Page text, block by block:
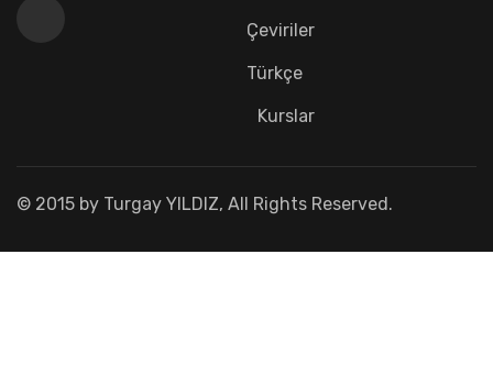
Çeviriler
Türkçe
Kurslar
© 2015 by Turgay YILDIZ, All Rights Reserved.